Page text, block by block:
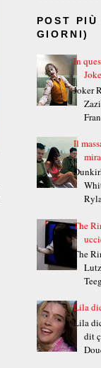
POST
GIORNI)
In
Joker
Il
The
The
Lila
Lila
dit